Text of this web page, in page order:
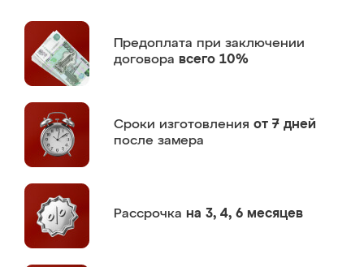
Предоплата при заключении
договора всего 10%
Сроки изготовления от 7 дней
после замера
Рассрочка на 3, 4, 6 месяцев